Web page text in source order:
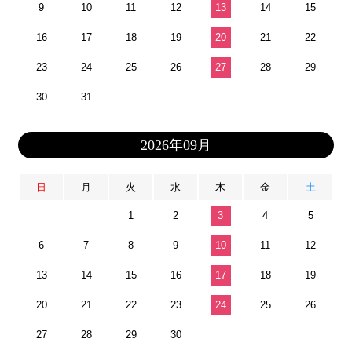
9 10 11 12 13 14 15
16 17 18 19 20 21 22
23 24 25 26 27 28 29
30 31
2026年09月
日 月 火 水 木 金 土
1 2 3 4 5
6 7 8 9 10 11 12
13 14 15 16 17 18 19
20 21 22 23 24 25 26
27 28 29 30